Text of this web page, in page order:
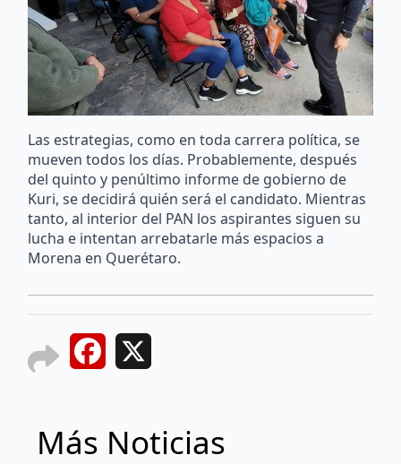
Las estrategias, como en toda carrera política, se
mueven todos los días. Probablemente, después
del quinto y penúltimo informe de gobierno de
Kuri, se decidirá quién será el candidato. Mientras
tanto, al interior del PAN los aspirantes siguen su
lucha e intentan arrebatarle más espacios a
Morena en Querétaro.
Facebook
Más Noticias